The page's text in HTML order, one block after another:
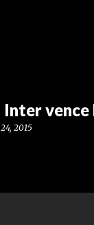
vence
2015